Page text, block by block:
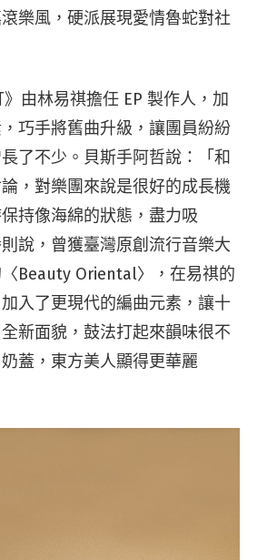
樂風，硬派展現愛情魯蛇對社
》由林易祺擔任 EP 製作人，加
巧手將舊曲升級，讓團員紛紛
了不少。貝斯手阿哲說：「和
，對樂團來說是很好的成長機
持像海綿的狀態，盡力吸
說，曾獲臺灣原創流行音樂大
Beauty Oriental〉，在易祺的
入了更現代的編曲元素，讓十
新面貌，鼓法打起來韻味很不
蓋，東方美人顯得更華麗